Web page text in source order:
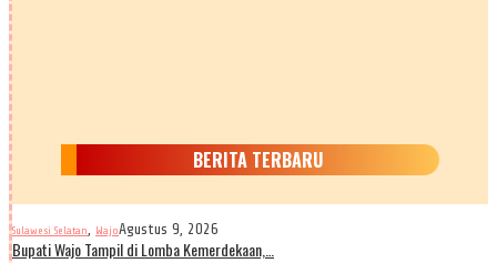
BERITA TERBARU
Sulawesi Selatan, WajoAgustus 9, 2026
Bupati Wajo Tampil di Lomba Kemerdekaan,…